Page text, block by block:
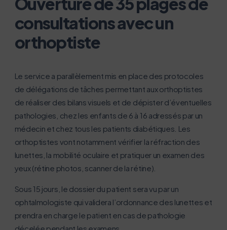
consultations avec un
orthoptiste
Le service a parallèlement mis en place des protocoles
de délégations de tâches permettant aux orthoptistes
de réaliser des bilans visuels et de dépister d’éventuelles
pathologies, chez les enfants de 6 à 16 adressés par un
médecin et chez tous les patients diabétiques. Les
orthoptistes vont notamment vérifier la réfraction des
lunettes, la mobilité oculaire et pratiquer un examen des
yeux (rétine photos, scanner de la rétine).
Sous 15 jours, le dossier du patient sera vu par un
ophtalmologiste qui validera l’ordonnance des lunettes et
prendra en charge le patient en cas de pathologie
décelée pendant les examens.